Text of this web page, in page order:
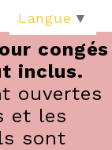
congés
inclus.
ouvertes
et les
sont
Langue ▼